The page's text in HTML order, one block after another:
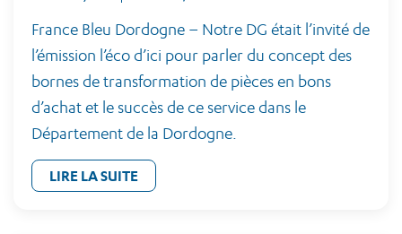
France Bleu Dordogne – Notre DG était l’invité de
l’émission l’éco d’ici pour parler du concept des
bornes de transformation de pièces en bons
d’achat et le succès de ce service dans le
Département de la Dordogne.
LIRE LA SUITE